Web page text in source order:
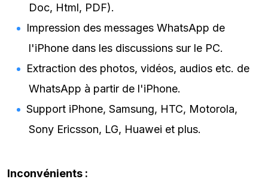
Doc, Html, PDF).
Impression des messages WhatsApp de
l'iPhone dans les discussions sur le PC.
Extraction des photos, vidéos, audios etc. de
WhatsApp à partir de l'iPhone.
Support iPhone, Samsung, HTC, Motorola,
Sony Ericsson, LG, Huawei et plus.
Inconvénients :